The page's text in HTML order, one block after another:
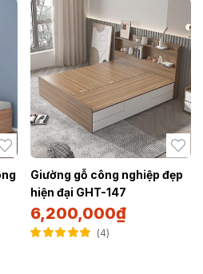
Giường gỗ công nghiệp đẹp
hiện đại GHT-147
6,200,000₫
4